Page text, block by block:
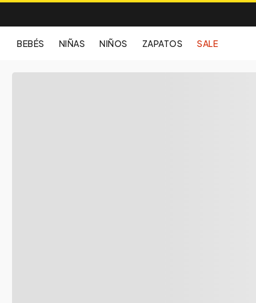
BEBÉS NIÑAS NIÑOS ZAPATOS SALE